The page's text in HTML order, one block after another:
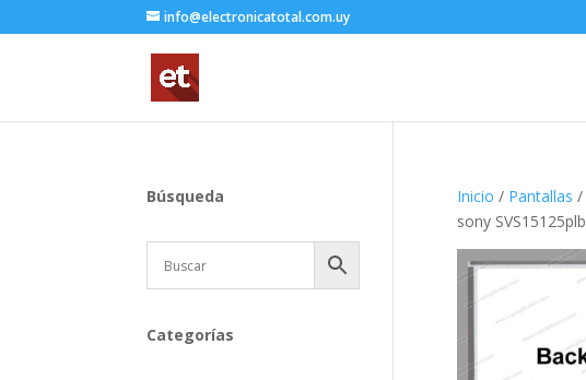
info@electronicatotal.com.uy
Inicio / Pantallas /
sony SVS15125plb
Búsqueda
Categorías